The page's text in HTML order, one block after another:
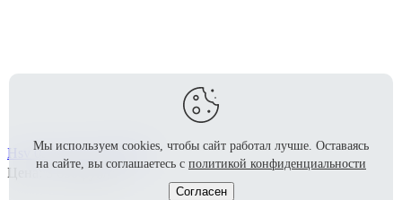
Hsv 05 Lapp. Rett 80x80
Цена:
руб/м 2
Мы используем cookies, чтобы сайт работал лучше. Оставаясь
на сайте, вы соглашаетесь с политикой конфиденциальности
Согласен